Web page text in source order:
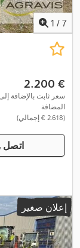
1 / 7
‏2.200 €
سعر ثابت بالإضافة
المضافة
(‏2.618 € إجمالي)
اتصل
إعلان صغير